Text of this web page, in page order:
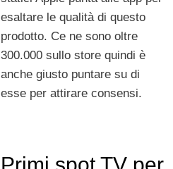
esaltare le qualità di questo
prodotto. Ce ne sono oltre
300.000 sullo store quindi è
anche giusto puntare su di
esse per attirare consensi.